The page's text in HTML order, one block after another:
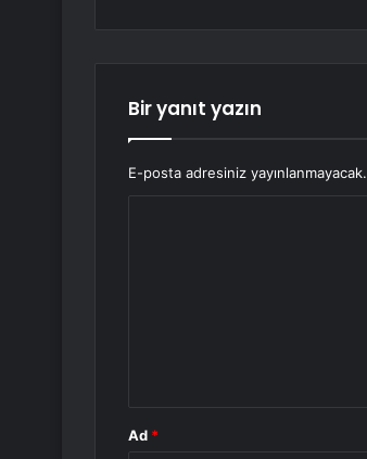
Bir yanıt yazın
E-posta adresiniz yayınlanmayacak.
Ad *